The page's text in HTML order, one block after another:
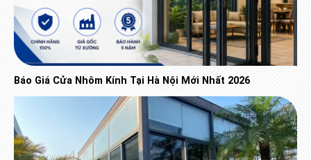
Báo Giá Cửa Nhôm Kính Tại Hà Nội Mới Nhất 2026